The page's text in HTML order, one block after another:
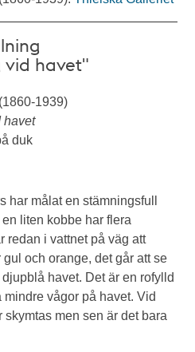
vid havet"
1939)
havet
duk
har målat en stämningsfull
liten kobbe har flera
redan i vattnet på väg att
och orange, det går att se
havet. Det är en rofylld
vågor på havet. Vid
men sen är det bara